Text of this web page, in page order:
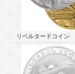
リベルタードコイン